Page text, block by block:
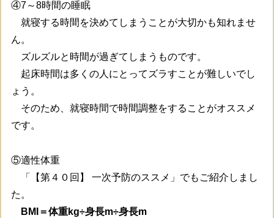
④7～8時間の睡眠
就寝する時間を決めてしまうことが大切かも知れませ
ん。
ズルズルと時間が過ぎてしまうものです。
起床時間は多くの人にとってズラすことが難しいでし
ょう。
そのため、就寝時間で時間調整をすることがオススメ
です。
⑤適性体重
「【第４０回】 一次予防のススメ」でもご紹介しまし
た。
BMI＝体重kg÷身長m÷身長m